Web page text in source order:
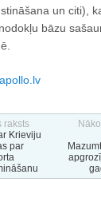
un citi),
bāzu
raksts
Krieviju
par